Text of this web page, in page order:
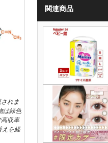
れま
は緑色
収率
えを経
関連商品